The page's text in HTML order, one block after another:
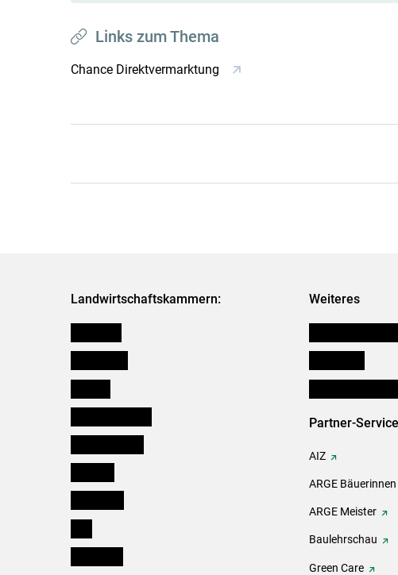
Links zum Thema
Chance Direktvermarktung
Landwirtschaftskammern: Weiteres
Partner-
AIZ
ARGE Bäuerinnen
ARGE Meister
Baulehrschau
Green Care